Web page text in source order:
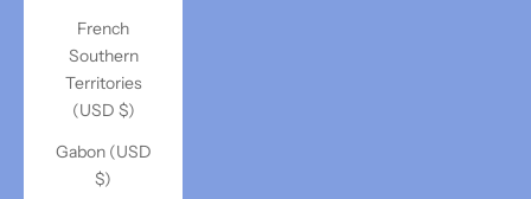
French
Southern
Territories
(USD $)
Gabon (USD
$)